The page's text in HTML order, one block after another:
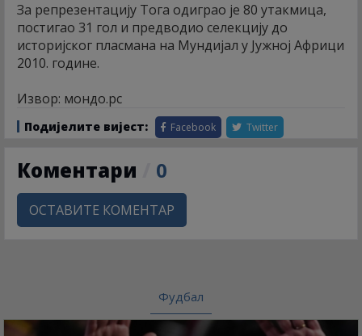
За репрезентацију Тога одиграо је 80 утакмица,
постигао 31 гол и предводио селекцију до
историјског пласмана на Мундијал у Јужној Африци
2010. године.
Извор: мондо.рс
Подијелите вијест: Facebook Twitter
Коментари 0
ОСТАВИТЕ КОМЕНТАР
Фудбал